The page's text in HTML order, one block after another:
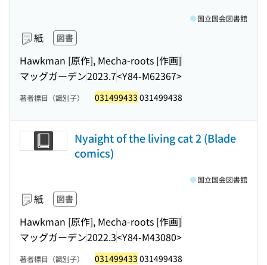
紙 図書
Hawkman [原作], Mecha-roots [作画]
マッグガーデン2023.7<Y84-M62367>
国立国会図書館
著者標目（識別子） 031499433 031499438
Nyaight of the living cat 2 (Blade
comics)
紙 図書
Hawkman [原作], Mecha-roots [作画]
マッグガーデン2022.3<Y84-M43080>
国立国会図書館
著者標目（識別子） 031499433 031499438